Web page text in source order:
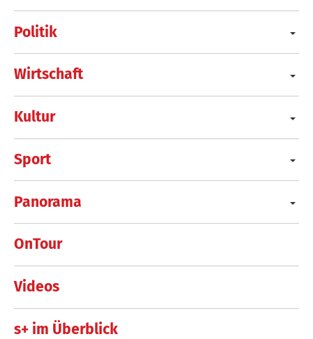
Politik
Wirtschaft
Kultur
Sport
Panorama
OnTour
Videos
s+ im Überblick